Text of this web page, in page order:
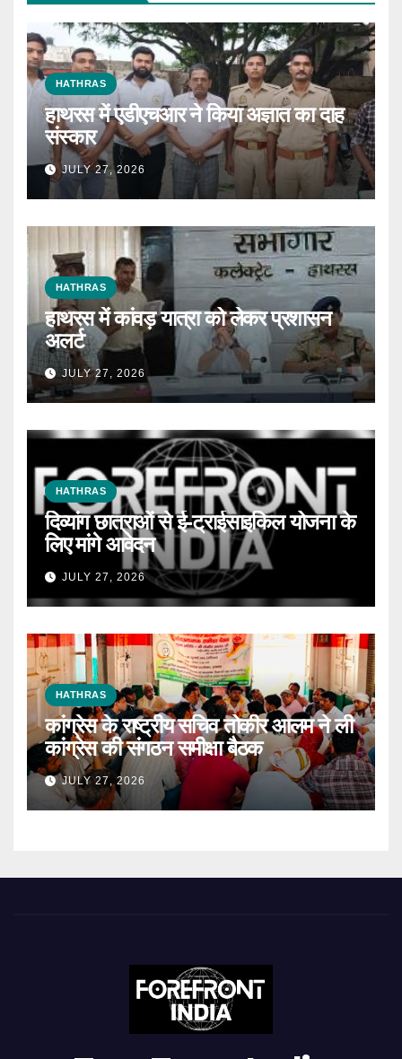
HATHRAS
हाथरस में एडीएचआर ने किया अज्ञात का दाह
संस्कार
JULY 27, 2026
HATHRAS
हाथरस में कांवड़ यात्रा को लेकर प्रशासन
अलर्ट
JULY 27, 2026
HATHRAS
दिव्यांग छात्राओं से ई-ट्राईसाइकिल योजना के
लिए मांगे आवेदन
JULY 27, 2026
HATHRAS
कांग्रेस के राष्ट्रीय सचिव तोकीर आलम ने ली
कांग्रेस की संगठन समीक्षा बैठक
JULY 27, 2026